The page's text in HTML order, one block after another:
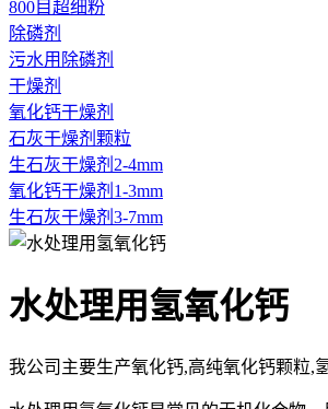
800目超细粉
除磷剂
污水用除磷剂
干燥剂
氧化钙干燥剂
石灰干燥剂颗粒
生石灰干燥剂2-4mm
氧化钙干燥剂1-3mm
生石灰干燥剂3-7mm
水处理用氢氧化钙
我公司主要生产氧化钙,高纯氧化钙颗粒,